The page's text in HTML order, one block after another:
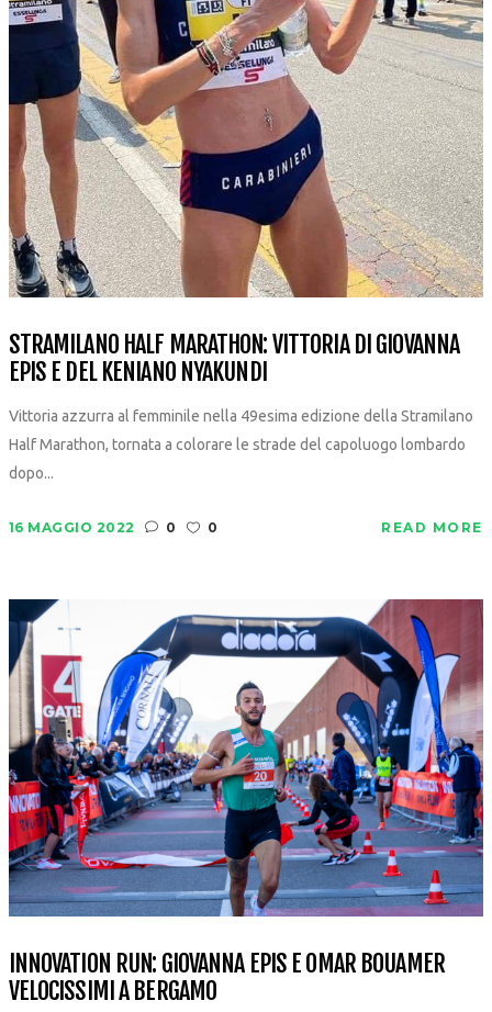
STRAMILANO HALF MARATHON: VITTORIA DI GIOVANNA
EPIS E DEL KENIANO NYAKUNDI
Vittoria azzurra al femminile nella 49esima edizione della Stramilano
Half Marathon, tornata a colorare le strade del capoluogo lombardo
dopo...
16 MAGGIO 2022 0 0 READ MORE
INNOVATION RUN: GIOVANNA EPIS E OMAR BOUAMER
VELOCISSIMI A BERGAMO